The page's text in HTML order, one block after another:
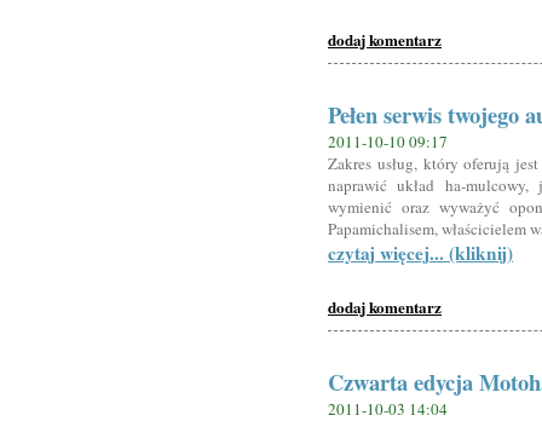
dodaj komentarz
Pełen serwis twojego
2011-10-10 09:17
Zakres usług, który oferują
naprawić układ ha-
wymienić oraz wyważyć
Papamichalisem, właścicielem
czytaj więcej... (kliknij)
dodaj komentarz
Czwarta edycja
2011-10-03 14:04